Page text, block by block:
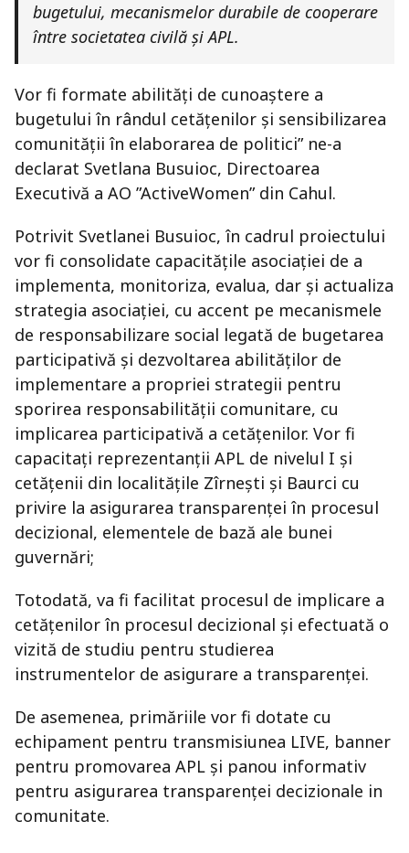
bugetului, mecanismelor durabile de cooperare
între societatea civilă și APL.
Vor fi formate abilități de cunoaștere a
bugetului în rândul cetățenilor și sensibilizarea
comunității în elaborarea de politici” ne-a
declarat Svetlana Busuioc, Directoarea
Executivă a AO ”ActiveWomen” din Cahul.
Potrivit Svetlanei Busuioc, în cadrul proiectului
vor fi consolidate capacitățile asociației de a
implementa, monitoriza, evalua, dar și actualiza
strategia asociației, cu accent pe mecanismele
de responsabilizare social legată de bugetarea
participativă și dezvoltarea abilităților de
implementare a propriei strategii pentru
sporirea responsabilității comunitare, cu
implicarea participativă a cetățenilor. Vor fi
capacitați reprezentanții APL de nivelul I și
cetățenii din localitățile Zîrnești și Baurci cu
privire la asigurarea transparenței în procesul
decizional, elementele de bază ale bunei
guvernări;
Totodată, va fi facilitat procesul de implicare a
cetățenilor în procesul decizional și efectuată o
vizită de studiu pentru studierea
instrumentelor de asigurare a transparenței.
De asemenea, primăriile vor fi dotate cu
echipament pentru transmisiunea LIVE, banner
pentru promovarea APL și panou informativ
pentru asigurarea transparenței decizionale in
comunitate.